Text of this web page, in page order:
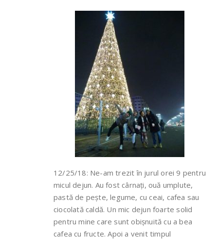
12/25/18: Ne-am trezit în jurul orei 9 pentru
micul dejun. Au fost cârnați, ouă umplute,
pastă de pește, legume, cu ceai, cafea sau
ciocolată caldă. Un mic dejun foarte solid
pentru mine care sunt obișnuită cu a bea
cafea cu fructe. Apoi a venit timpul